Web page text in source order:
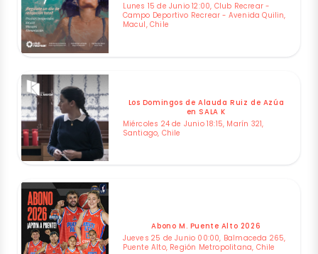
Lunes 15 de Junio 12:00, Club Recrear -
Campo Deportivo Recrear - Avenida Quilin,
Macul, Chile
Los Domingos de Alauda Ruiz de Azúa
en SALA K
Miércoles 24 de Junio 18:15, Marín 321,
Santiago, Chile
Abono M. Puente Alto 2026
Jueves 25 de Junio 00:00, Balmaceda 265,
Puente Alto, Región Metropolitana, Chile